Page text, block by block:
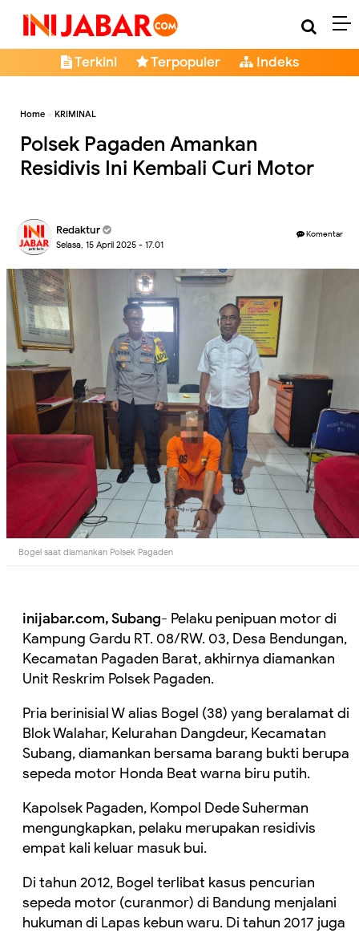
Terkini Terpopuler Indeks
Home » KRIMINAL
Polsek Pagaden Amankan
Residivis Ini Kembali Curi Motor
Redaktur
Selasa, 15 April 2025 - 17.01
Komentar
Bogel saat diamankan Polsek Pagaden
inijabar.com, Subang- Pelaku penipuan motor di
Kampung Gardu RT. 08/RW. 03, Desa Bendungan,
Kecamatan Pagaden Barat, akhirnya diamankan
Unit Reskrim Polsek Pagaden.
Pria berinisial W alias Bogel (38) yang beralamat di
Blok Walahar, Kelurahan Dangdeur, Kecamatan
Subang, diamankan bersama barang bukti berupa
sepeda motor Honda Beat warna biru putih.
Kapolsek Pagaden, Kompol Dede Suherman
mengungkapkan, pelaku merupakan residivis
empat kali keluar masuk bui.
Di tahun 2012, Bogel terlibat kasus pencurian
sepeda motor (curanmor) di Bandung menjalani
hukuman di Lapas kebun waru. Di tahun 2017 juga